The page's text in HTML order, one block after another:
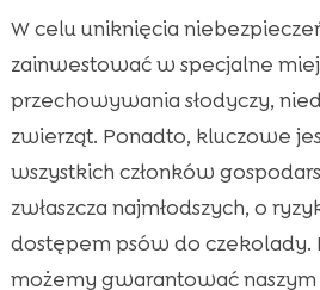
W celu uniknięcia
zainwestować w specjalne
przechowywania słodyczy,
zwierząt. Ponadto, kluczowe
wszystkich członków
zwłaszcza najmłodszych, o
dostępem psów do czekolady.
możemy gwarantować